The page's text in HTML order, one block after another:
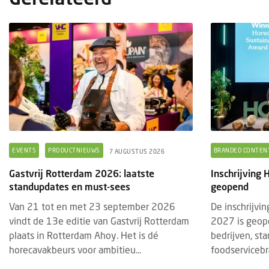
EVENTS PRODUCTNIEUWS 7 AUGUSTUS 2026
Gastvrij Rotterdam 2026: laatste
standupdates en must-sees
Van 21 tot en met 23 september 2026
vindt de 13e editie van Gastvrij Rotterdam
plaats in Rotterdam Ahoy. Het is dé
horecavakbeurs voor ambitieu...
BRANDED
Inschrijving
geopend
De
2027 is
bedrijven,
FRANCHISEKETEN OPENING 7 AUGUSTUS 2026
Restaurantketen Zusje heeft haar deuren
geopend in Lelystad
Lelystad heeft er een nieuwe culinaire
hotspot bij. Zusje Lelystad heeft op
geopend. Op deze nieuwe locatie kunnen
ga...
Van
vindt